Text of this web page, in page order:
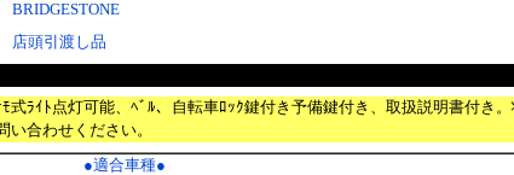
BRIDGESTONE
店頭引渡し品
ﾗｲﾄ点灯可能、ﾍﾞﾙ、自転車ﾛｯｸ鍵付き予備鍵付き、取扱説明書付き
合わせください。
●適合車種●